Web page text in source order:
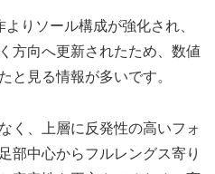
りソール構成が強化され、
方向へ更新されたため、数値
と見る情報が多いです。
く、上層に反発性の高いフォ
部中心からフルレングス寄り